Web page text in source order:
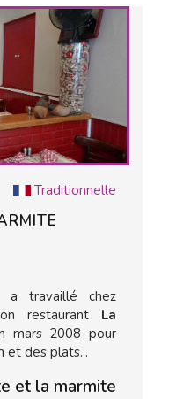
Traditionnelle
a travaillé chez
restaurant La
mars 2008 pour
et des plats...
et la marmite